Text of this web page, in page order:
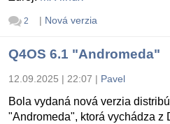
2 | Nová verzia
Q4OS 6.1 "Andromeda"
12.09.2025 | 22:07 | Pavel
Bola vydaná nová verzia
"Andromeda", ktorá vychádza z